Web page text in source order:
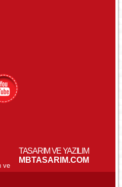
Destek!
ve
TASARIM VE YAZILIM
MBTASARIM.COM